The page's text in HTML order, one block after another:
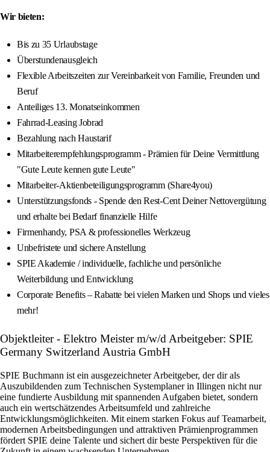
Wir bieten:
Bis zu 35 Urlaubstage
Überstundenausgleich
Flexible Arbeitszeiten zur Vereinbarkeit von Familie, Freunden und
Beruf
Anteiliges 13. Monatseinkommen
Fahrrad-Leasing Jobrad
Bezahlung nach Haustarif
Mitarbeiterempfehlungsprogramm - Prämien für Deine Vermittlung
"Gute Leute kennen gute Leute"
Mitarbeiter-Aktienbeteiligungsprogramm (Share4you)
Unterstützungsfonds - Spende den Rest-Cent Deiner Nettovergütung
und erhalte bei Bedarf finanzielle Hilfe
Firmenhandy, PSA & professionelles Werkzeug
Unbefristete und sichere Anstellung
SPIE Akademie / individuelle, fachliche und persönliche
Weiterbildung und Entwicklung
Corporate Benefits – Rabatte bei vielen Marken und Shops und vieles
mehr!
Objektleiter - Elektro Meister m/w/d Arbeitgeber: SPIE
Germany Switzerland Austria GmbH
SPIE Buchmann ist ein ausgezeichneter Arbeitgeber, der dir als
Auszubildenden zum Technischen Systemplaner in Illingen nicht nur
eine fundierte Ausbildung mit spannenden Aufgaben bietet, sondern
auch ein wertschätzendes Arbeitsumfeld und zahlreiche
Entwicklungsmöglichkeiten. Mit einem starken Fokus auf Teamarbeit,
modernen Arbeitsbedingungen und attraktiven Prämienprogrammen
fördert SPIE deine Talente und sichert dir beste Perspektiven für die